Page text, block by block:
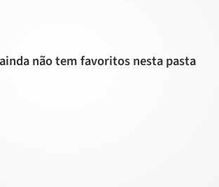
não tem favoritos nesta pasta